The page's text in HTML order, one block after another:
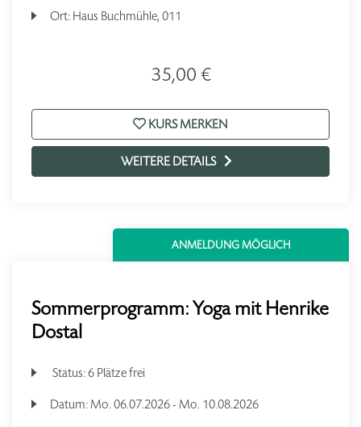
Ort: Haus Buchmühle, 011
35,00 €
KURS MERKEN
WEITERE DETAILS
ANMELDUNG MÖGLICH
Sommerprogramm: Yoga mit Henrike
Dostal
Status:6 Plätze frei
Datum: Mo. 06.07.2026 - Mo. 10.08.2026